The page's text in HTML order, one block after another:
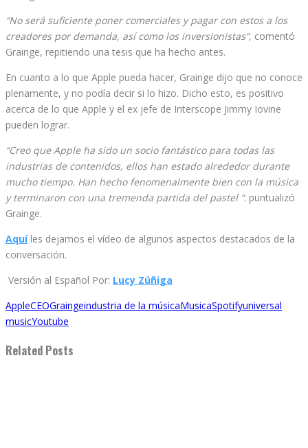
“No será suficiente poner comerciales y pagar con estos a los
creadores por demanda, así como los inversionistas”, comentó
Grainge, repitiendo una tesis que ha hecho antes.
En cuanto a lo que Apple pueda hacer, Grainge dijo que no conoce
plenamente, y no podía decir si lo hizo. Dicho esto, es positivo
acerca de lo que Apple y el ex jefe de Interscope Jimmy Iovine
pueden lograr.
“Creo que Apple ha sido un socio fantástico para todas las
industrias de contenidos, ellos han estado alrededor durante
mucho tiempo. Han hecho fenomenalmente bien con la música
y terminaron con una tremenda partida del pastel “. puntualizó
Grainge.
Aquíles dejamos el vídeo de algunos aspectos destacados de la
conversación.
Versión al Español Por: Lucy Zúñiga
AppleCEOGraingeindustria de la músicaMusicaSpotifyuniversal
musicYoutube
Related Posts